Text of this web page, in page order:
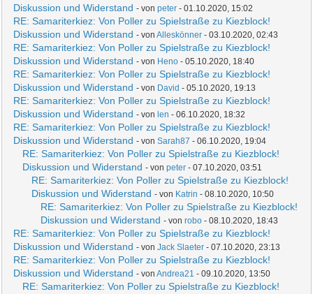
Diskussion und Widerstand - vonpeter - 01.10.2020, 15:02
RE: Samariterkiez: Von Poller zu Spielstraße zu Kiezblock!
Diskussion und Widerstand - vonAlleskönner - 03.10.2020, 02:43
RE: Samariterkiez: Von Poller zu Spielstraße zu Kiezblock!
Diskussion und Widerstand - von Heno - 05.10.2020, 18:40
RE: Samariterkiez: Von Poller zu Spielstraße zu Kiezblock!
Diskussion und Widerstand - von David - 05.10.2020, 19:13
RE: Samariterkiez: Von Poller zu Spielstraße zu Kiezblock!
Diskussion und Widerstand - von len - 06.10.2020, 18:32
RE: Samariterkiez: Von Poller zu Spielstraße zu Kiezblock!
Diskussion und Widerstand - vonSarah87 - 06.10.2020, 19:04
RE: Samariterkiez: Von Poller zu Spielstraße zu Kiezblock!
Diskussion und Widerstand - vonpeter - 07.10.2020, 03:51
RE: Samariterkiez: Von Poller zu Spielstraße zu Kiezblock!
Diskussion und Widerstand - von Katrin - 08.10.2020, 10:50
RE: Samariterkiez: Von Poller zu Spielstraße zu Kiezblock!
Diskussion und Widerstand - vonrobo - 08.10.2020, 18:43
RE: Samariterkiez: Von Poller zu Spielstraße zu Kiezblock!
Diskussion und Widerstand - vonJack Slaeter - 07.10.2020, 23:13
RE: Samariterkiez: Von Poller zu Spielstraße zu Kiezblock!
Diskussion und Widerstand - vonAndrea21 - 09.10.2020, 13:50
RE: Samariterkiez: Von Poller zu Spielstraße zu Kiezblock!